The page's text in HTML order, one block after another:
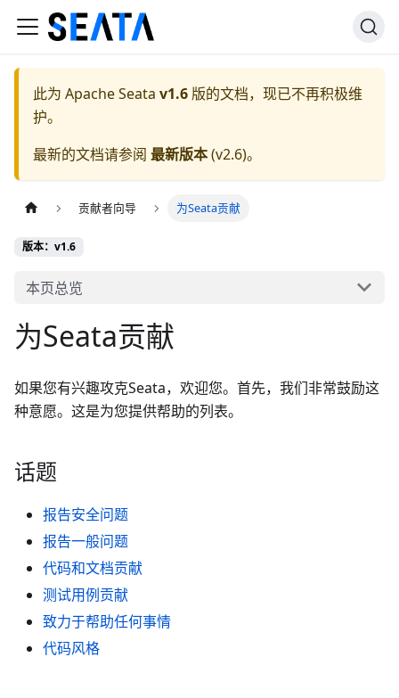
此为 Apache Seata v1.6 版的文档，现已不再积极维
护。
最新的文档请参阅 最新版本(v2.6)。
贡献者向导 为Seata贡献
版本：v1.6
本页总览
为Seata贡献
如果您有兴趣攻克Seata，欢迎您。首先，我们非常鼓励这
种意愿。这是为您提供帮助的列表。
话题
报告安全问题
报告一般问题
代码和文档贡献
测试用例贡献
致力于帮助任何事情
代码风格